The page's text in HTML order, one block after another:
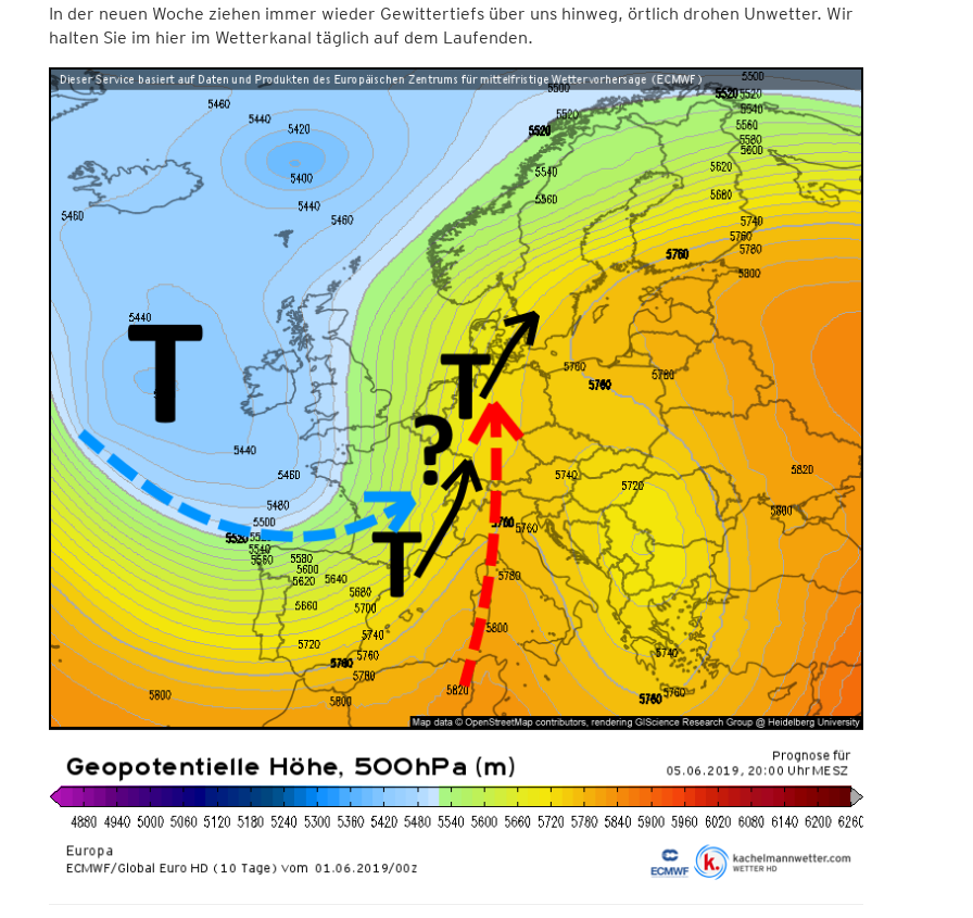
In der neuen Woche ziehen immer wieder Gewittertiefs über uns hinweg, örtlich drohen Unwetter. Wir
halten Sie im hier im Wetterkanal täglich auf dem Laufenden.